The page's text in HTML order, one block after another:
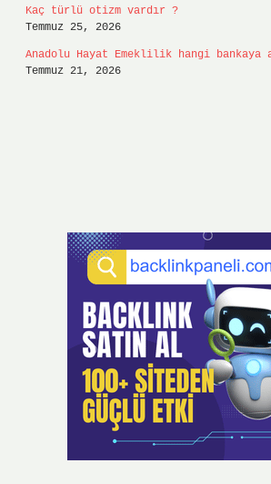
Kaç türlü otizm vardır ?
Temmuz 25, 2026
Anadolu Hayat Emeklilik hangi
Temmuz 21, 2026